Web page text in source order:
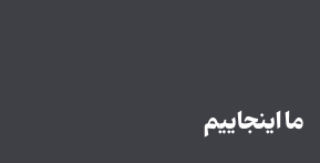
ما اینجاییم